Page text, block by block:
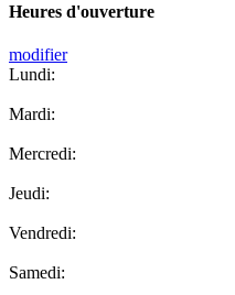
Heures d'ouverture
modifier
Lundi:
Mardi:
Mercredi:
Jeudi:
Vendredi:
Samedi: